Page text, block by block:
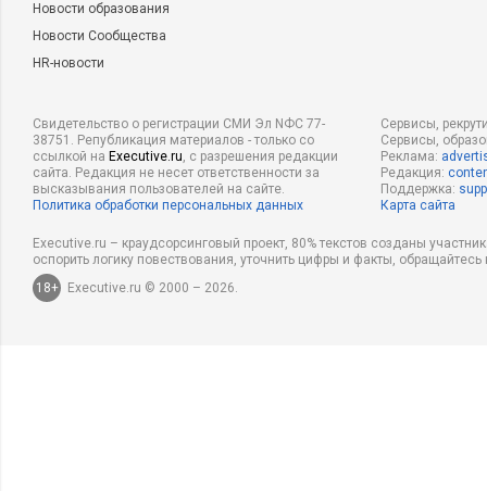
Новости образования
Новости Сообщества
HR-новости
Свидетельство о регистрации СМИ Эл NФС 77-
38751. Републикация материалов - только со
ссылкой на Executive.ru, с разрешения редакции
сайта. Редакция не несет ответственности за
высказывания пользователей на сайте.
Политика обработки персональных данных
Сервисы,
Сервисы,
Реклама:
Редакция:
Поддержка:
Карта сайта
Executive.ru – краудсорсинговый проект, 80% текстов созданы
оспорить логику повествования, уточнить цифры и факты,
18+
Executive.ru © 2000 – 2026.